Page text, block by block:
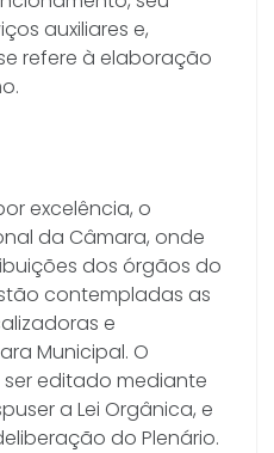
auxiliares e,
refere à elaboração
excelência, o
da Câmara, onde
dos órgãos do
contempladas as
e
Municipal. O
editado mediante
a Lei Orgânica, e
do Plenário.